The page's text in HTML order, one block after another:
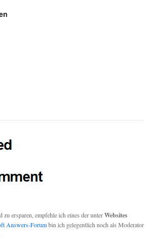
ersparen, empfehle ich eines der unterWebsites
Answers-Forumbin ich gelegentlich noch als Moderator